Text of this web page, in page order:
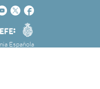
Facebook
Twitter
Agencia
EFE
Española